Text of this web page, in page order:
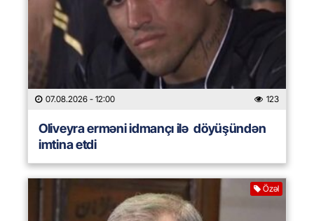
07.08.2026 - 12:00 123
Oliveyra erməni idmançı ilə döyüşündən
imtina etdi
Özəl